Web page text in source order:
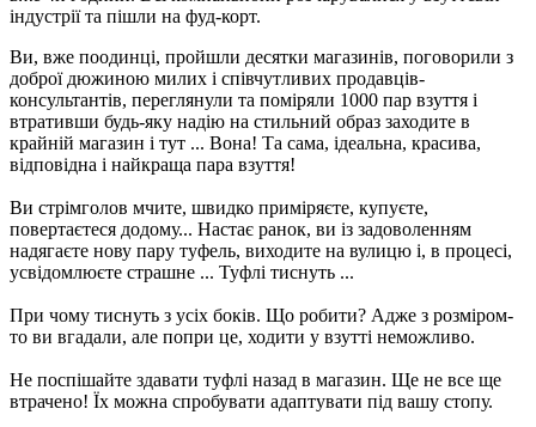
індустрії та пішли на фуд-корт.
Ви, вже поодинці, пройшли десятки магазинів, поговорили з
доброї дюжиною милих і співчутливих продавців-
консультантів, переглянули та поміряли 1000 пар взуття і
втративши будь-яку надію на стильний образ заходите в
крайній магазин і тут ... Вона! Та сама, ідеальна, красива,
відповідна і найкраща пара взуття!
Ви стрімголов мчите, швидко приміряєте, купуєте,
повертаєтеся додому... Настає ранок, ви із задоволенням
надягаєте нову пару туфель, виходите на вулицю і, в процесі,
усвідомлюєте страшне ... Туфлі тиснуть ...
При чому тиснуть з усіх боків. Що робити? Адже з розміром-
то ви вгадали, але попри це, ходити у взутті неможливо.
Не поспішайте здавати туфлі назад в магазин. Ще не все ще
втрачено! Їх можна спробувати адаптувати під вашу стопу.